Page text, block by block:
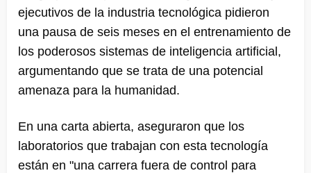
ejecutivos de la industria tecnológica pidieron
una pausa de seis meses en el entrenamiento de
los poderosos sistemas de inteligencia artificial,
argumentando que se trata de una potencial
amenaza para la humanidad.
En una carta abierta, aseguraron que los
laboratorios que trabajan con esta tecnología
están en "una carrera fuera de control para